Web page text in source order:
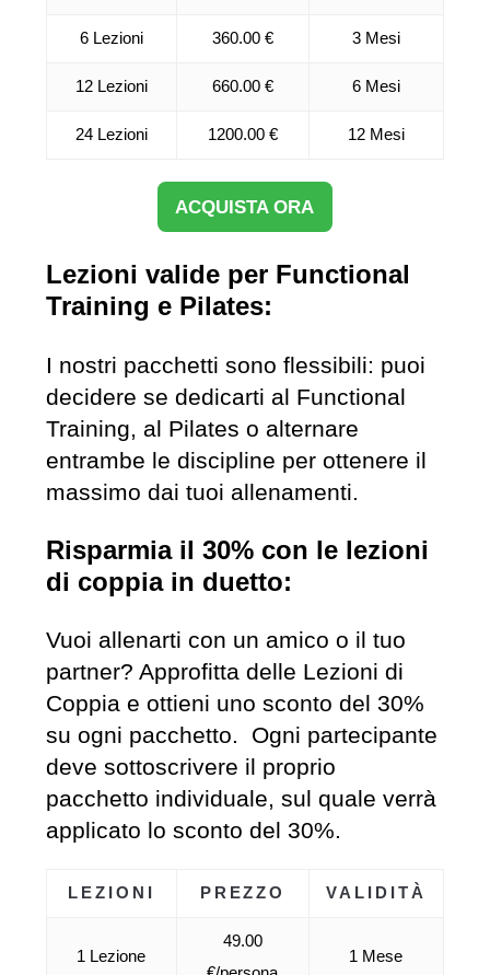
6 Lezioni 360.00 € 3 Mesi
12 Lezioni 660.00 € 6 Mesi
24 Lezioni 1200.00 € 12 Mesi
ACQUISTA ORA
Lezioni valide per Functional
Training e Pilates:
I nostri pacchetti sono flessibili: puoi
decidere se dedicarti al Functional
Training, al Pilates o alternare
entrambe le discipline per ottenere il
massimo dai tuoi allenamenti.
Risparmia il 30% con le lezioni
di coppia in duetto:
Vuoi allenarti con un amico o il tuo
partner? Approfitta delle Lezioni di
Coppia e ottieni uno sconto del 30%
su ogni pacchetto. Ogni partecipante
deve sottoscrivere il proprio
pacchetto individuale, sul quale verrà
applicato lo sconto del 30%.
LEZIONI PREZZO VALIDITÀ
1 Lezione
49.00
1 Mese